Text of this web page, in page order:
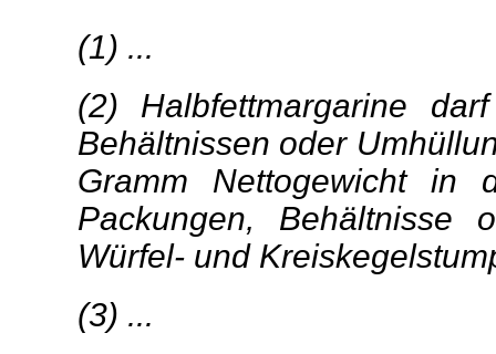
(1) ...
(2) Halbfettmargarine
Behältnissen oder
Gramm Nettogewicht in
Packungen,
Würfel- und
(3) ...